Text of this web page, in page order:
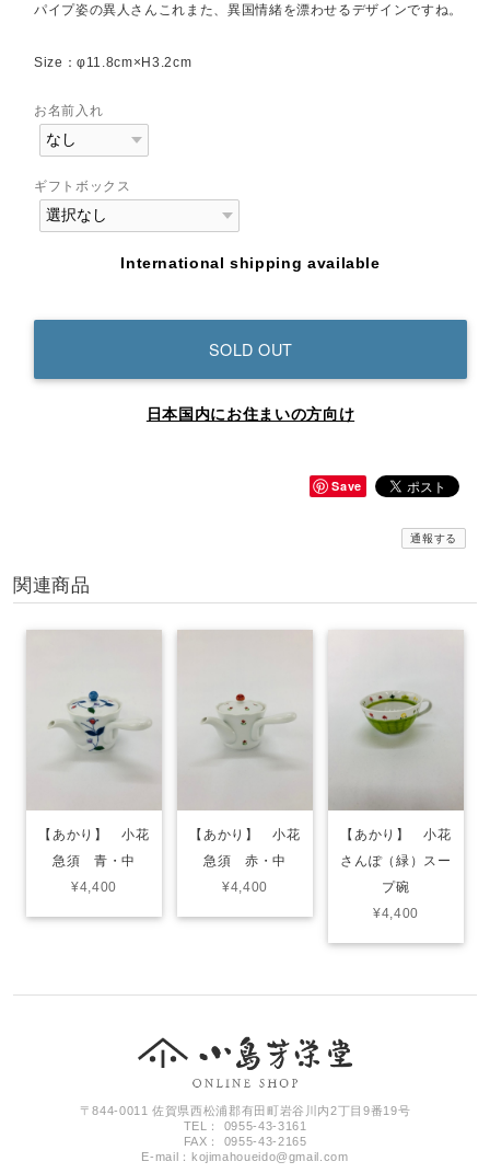
パイプ姿の異人さんこれまた、異国情緒を漂わせるデザインですね。
Size：φ11.8cm×H3.2cm
お名前入れ
ギフトボックス
International shipping available
SOLD OUT
日本国内にお住まいの方向け
Save
通報する
関連商品
【あかり】 小花
急須 青・中
¥4,400
【あかり】 小花
急須 赤・中
¥4,400
【あかり】 小花
さんぽ（緑）スー
プ碗
¥4,400
〒844-0011 佐賀県西松浦郡有田町岩谷川内2丁目9番19号
TEL： 0955-43-3161
FAX： 0955-43-2165
E-mail： kojimahoueido@gmail.com